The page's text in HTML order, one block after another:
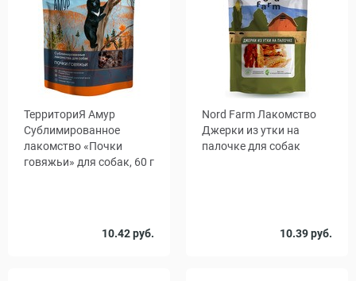
ТерриториЯ Амур
Сублимированное
лакомство «Почки
говяжьи» для собак, 60 г
10.42 руб.
1 25
Nord Farm Лакомство
Джерки из утки на
палочке для собак
10.39 руб.
90 700